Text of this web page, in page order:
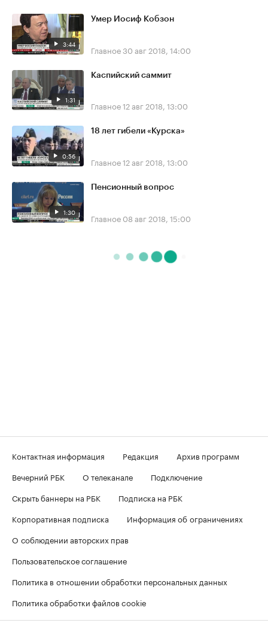
3:44
Умер Иосиф Кобзон
Главное30 авг 2018, 14:00
1:31
Каспийский саммит
Главное12 авг 2018, 13:00
0:56
18 лет гибели «Курска»
Главное12 авг 2018, 13:00
1:30
Пенсионный вопрос
Главное 08 авг 2018, 15:00
Контактная информация Редакция
Архив программ
Вечерний РБК
О телеканале
Подключение
Скрыть баннеры на РБК
Подписка на РБК
Корпоративная подписка
Информация об ограничениях
О соблюдении авторских прав
Пользовательское соглашение
Политика в отношении обработки персональных данных
Политика обработки файлов cookie